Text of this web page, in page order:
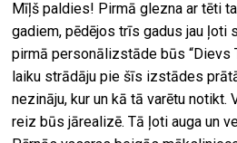
Mīļš paldies! Pirmā glezna ar tēti
gadiem, pēdējos trīs gadus jau ļoti
pirmā personālizstāde būs “Dievs
laiku strādāju pie šīs izstādes
nezināju, kur un kā tā varētu notikt.
reiz būs jārealizē. Tā ļoti auga un